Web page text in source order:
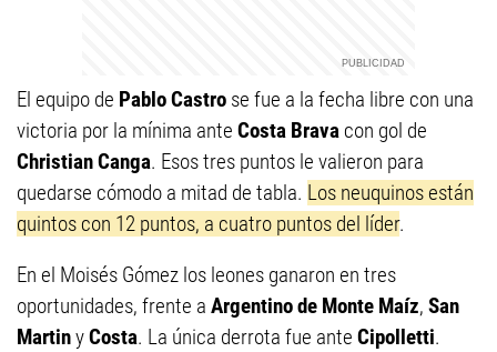
El equipo de Pablo Castro se fue a la fecha libre con una
victoria por la mínima ante Costa Brava con gol de
Christian Canga. Esos tres puntos le valieron para
quedarse cómodo a mitad de tabla. Los neuquinos están
quintos con 12 puntos, a cuatro puntos del líder.
En el Moisés Gómez los leones ganaron en tres
oportunidades, frente a Argentino de Monte Maíz, San
MartinyCosta. La única derrota fue ante Cipolletti.